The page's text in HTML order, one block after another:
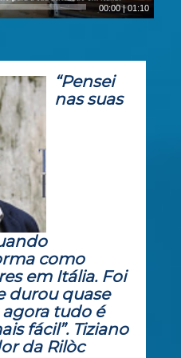
00:00|01:10
“Pensei
nas suas
como
em Itália. Foi
durou quase
tudo é
fácil”. Tiziano
da Rilòc